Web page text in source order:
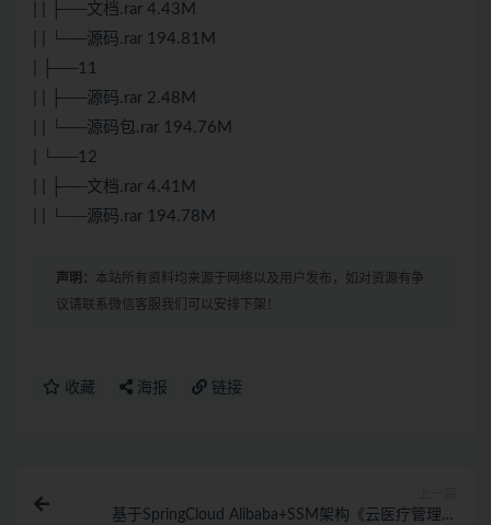
| | ├──文档.rar 4.43M
| | └──源码.rar 194.81M
| ├──11
| | ├──源码.rar 2.48M
| | └──源码包.rar 194.76M
| └──12
| | ├──文档.rar 4.41M
| | └──源码.rar 194.78M
声明： 本站所有资料均来源于网络以及用户发布，如对资源有争
议请联系微信客服我们可以安排下架！
收藏 海报 链接
基于SpringCloud Alibaba+SSM架构《云医疗管理平